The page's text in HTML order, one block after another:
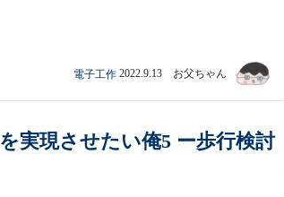
電子工作 2022.9.13 お父ちゃん
実現させたい俺5 ー歩行検討